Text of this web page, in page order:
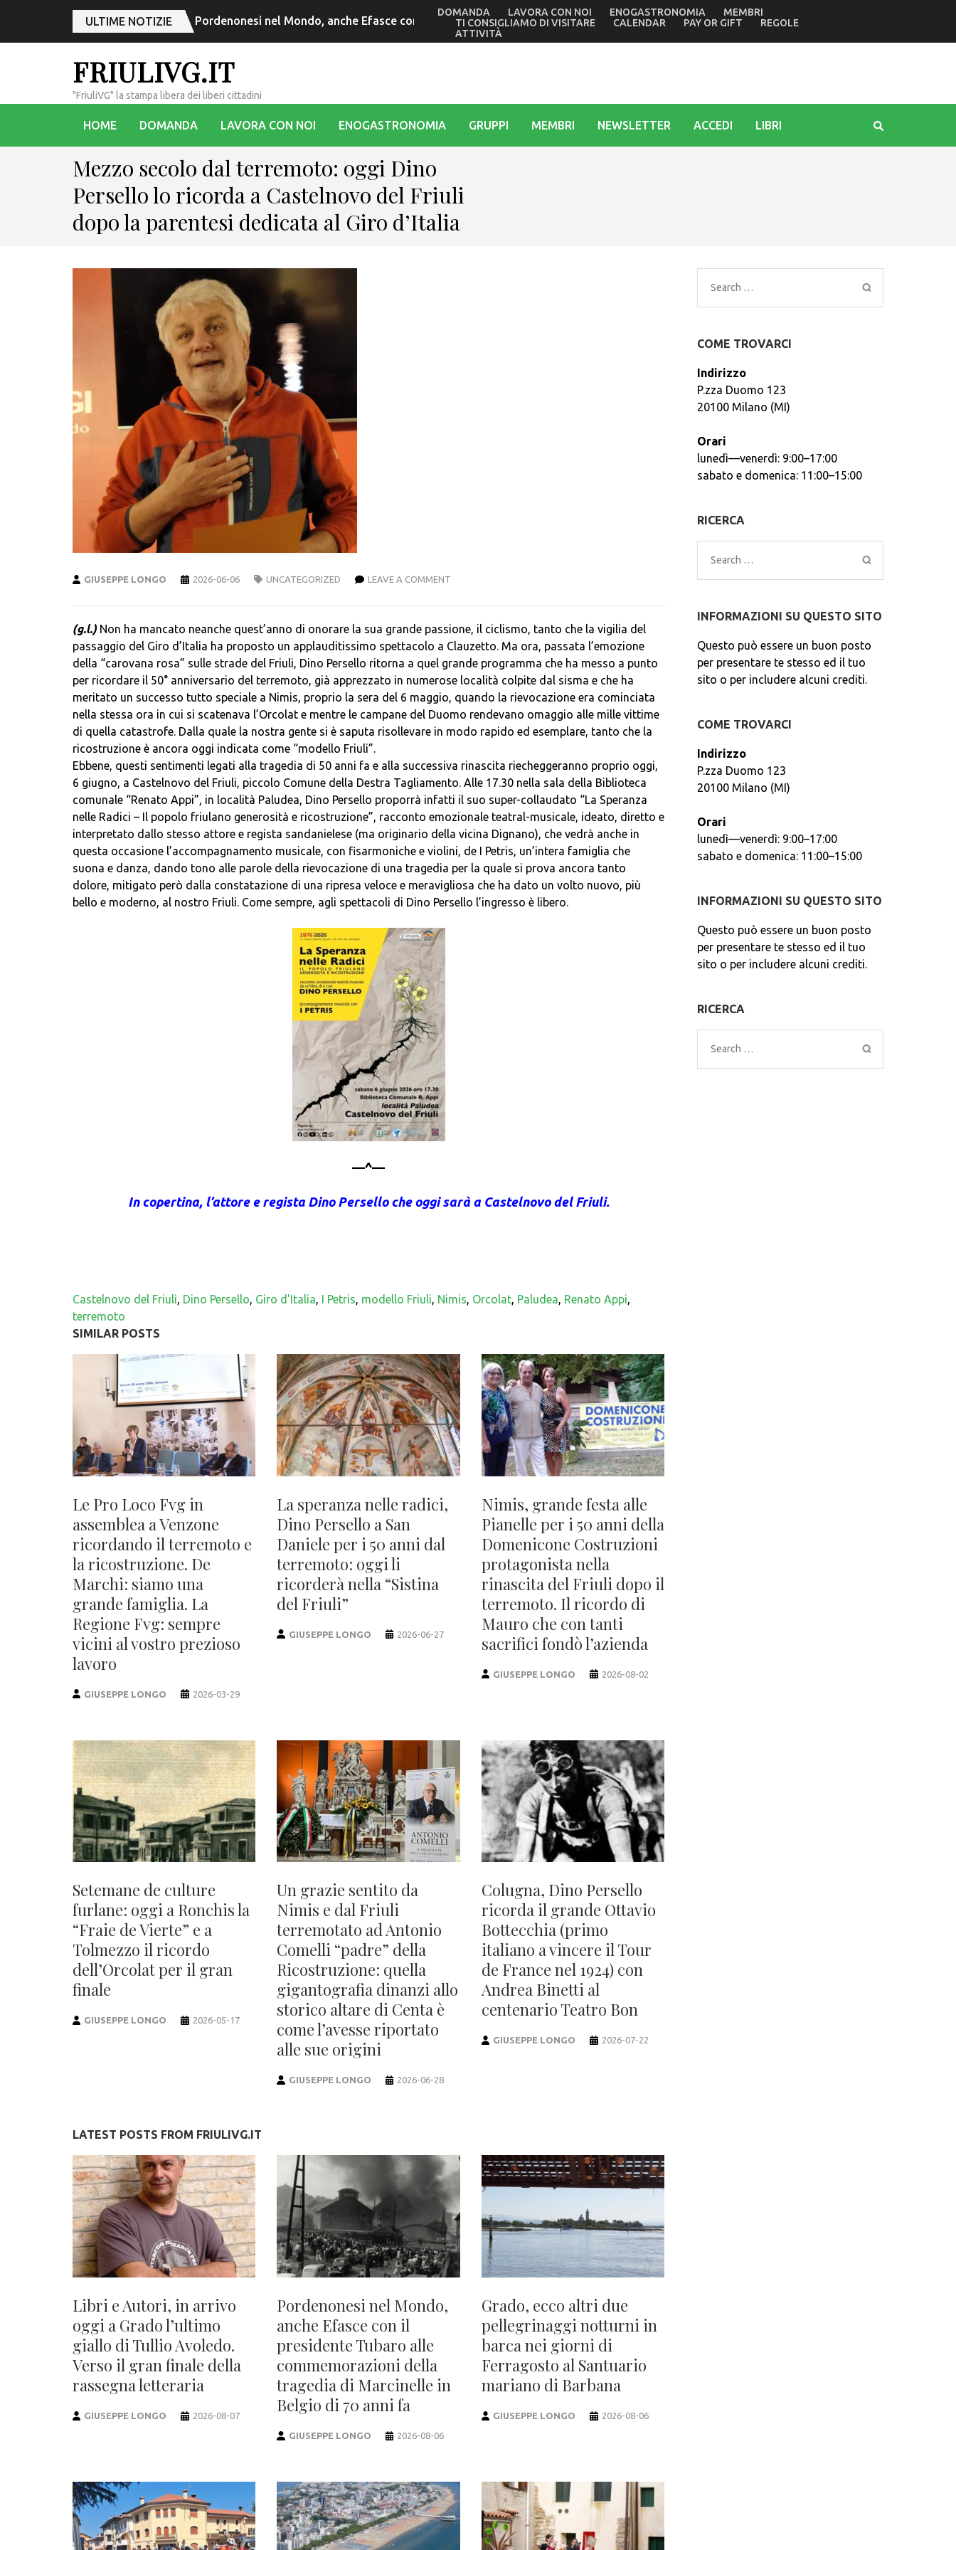
ULTIME NOTIZIE Pordenonesi nel Mondo, anche Efasce con il presidente Tubaro alle commemorazioni della tragedia di Marcinelle in Belgio di 70 anni fa
DOMANDA LAVORA CON NOI ENOGASTRONOMIA
MEMBRI
TI CONSIGLIAMO DI VISITARE
CALENDAR PAY OR GIFT
REGOLE
ATTIVITÀ
FRIULIVG.IT
"FriuliVG" la stampa libera dei liberi cittadini
HOME DOMANDA LAVORA CON NOI ENOGASTRONOMIA GRUPPI MEMBRI NEWSLETTER ACCEDI LIBRI
Mezzo secolo dal terremoto: oggi Dino
Persello lo ricorda a Castelnovo del Friuli
dopo la parentesi dedicata al Giro d’Italia
GIUSEPPE LONGO 2026-06-06 UNCATEGORIZED LEAVE A COMMENT
(g.l.) Non ha mancato neanche quest’anno di onorare la sua grande passione, il ciclismo, tanto che la vigilia del
passaggio del Giro d’Italia ha proposto un applauditissimo spettacolo a Clauzetto. Ma ora, passata l’emozione
della “carovana rosa” sulle strade del Friuli, Dino Persello ritorna a quel grande programma che ha messo a punto
per ricordare il 50° anniversario del terremoto, già apprezzato in numerose località colpite dal sisma e che ha
meritato un successo tutto speciale a Nimis, proprio la sera del 6 maggio, quando la rievocazione era cominciata
nella stessa ora in cui si scatenava l’Orcolat e mentre le campane del Duomo rendevano omaggio alle mille vittime
di quella catastrofe. Dalla quale la nostra gente si è saputa risollevare in modo rapido ed esemplare, tanto che la
ricostruzione è ancora oggi indicata come “modello Friuli”.
Ebbene, questi sentimenti legati alla tragedia di 50 anni fa e alla successiva rinascita riecheggeranno proprio oggi,
6 giugno, a Castelnovo del Friuli, piccolo Comune della Destra Tagliamento. Alle 17.30 nella sala della Biblioteca
comunale “Renato Appi”, in località Paludea, Dino Persello proporrà infatti il suo super-collaudato “La Speranza
nelle Radici – Il popolo friulano generosità e ricostruzione”, racconto emozionale teatral-musicale, ideato, diretto e
interpretato dallo stesso attore e regista sandanielese (ma originario della vicina Dignano), che vedrà anche in
questa occasione l’accompagnamento musicale, con fisarmoniche e violini, de I Petris, un’intera famiglia che
suona e danza, dando tono alle parole della rievocazione di una tragedia per la quale si prova ancora tanto
dolore, mitigato però dalla constatazione di una ripresa veloce e meravigliosa che ha dato un volto nuovo, più
bello e moderno, al nostro Friuli. Come sempre, agli spettacoli di Dino Persello l’ingresso è libero.
—^—
In copertina, l’attore e regista Dino Persello che oggi sarà a Castelnovo del Friuli.
Castelnovo del Friuli, Dino Persello, Giro d'Italia, I Petris, modello Friuli, Nimis, Orcolat, Paludea, Renato Appi,
terremoto
SIMILAR POSTS
Le Pro Loco Fvg in
assemblea a Venzone
ricordando il terremoto e
la ricostruzione. De
Marchi: siamo una
grande famiglia. La
Regione Fvg: sempre
vicini al vostro prezioso
lavoro
GIUSEPPE LONGO 2026-03-29
La speranza nelle radici,
Dino Persello a San
Daniele per i 50 anni dal
terremoto: oggi li
ricorderà nella “Sistina
del Friuli”
GIUSEPPE LONGO 2026-06-27
Nimis, grande festa alle
Pianelle per i 50 anni della
Domenicone Costruzioni
protagonista nella
rinascita del Friuli dopo il
terremoto. Il ricordo di
Mauro che con tanti
sacrifici fondò l’azienda
GIUSEPPE LONGO 2026-08-02
Setemane de culture
furlane: oggi a Ronchis la
“Fraie de Vierte” e a
Tolmezzo il ricordo
dell’Orcolat per il gran
finale
GIUSEPPE LONGO 2026-05-17
Un grazie sentito da
Nimis e dal Friuli
terremotato ad Antonio
Comelli “padre” della
Ricostruzione: quella
gigantografia dinanzi allo
storico altare di Centa è
come l’avesse riportato
alle sue origini
GIUSEPPE LONGO 2026-06-28
Colugna, Dino Persello
ricorda il grande Ottavio
Bottecchia (primo
italiano a vincere il Tour
de France nel 1924) con
Andrea Binetti al
centenario Teatro Bon
GIUSEPPE LONGO 2026-07-22
LATEST POSTS FROM FRIULIVG.IT
Libri e Autori, in arrivo
oggi a Grado l’ultimo
giallo di Tullio Avoledo.
Verso il gran finale della
rassegna letteraria
GIUSEPPE LONGO 2026-08-07
Pordenonesi nel Mondo,
anche Efasce con il
presidente Tubaro alle
commemorazioni della
tragedia di Marcinelle in
Belgio di 70 anni fa
GIUSEPPE LONGO 2026-08-06
Grado, ecco altri due
pellegrinaggi notturni in
barca nei giorni di
Ferragosto al Santuario
mariano di Barbana
GIUSEPPE LONGO 2026-08-06
Search
for:
COME TROVARCI
Indirizzo
P.zza Duomo 123
20100 Milano (MI)
Orari
lunedì—venerdì: 9:00–17:00
sabato e domenica: 11:00–15:00
RICERCA
Search
for:
INFORMAZIONI SU QUESTO SITO
Questo può essere un buon posto
per presentare te stesso ed il tuo
sito o per includere alcuni crediti.
COME TROVARCI
Indirizzo
P.zza Duomo 123
20100 Milano (MI)
Orari
lunedì—venerdì: 9:00–17:00
sabato e domenica: 11:00–15:00
INFORMAZIONI SU QUESTO SITO
Questo può essere un buon posto
per presentare te stesso ed il tuo
sito o per includere alcuni crediti.
RICERCA
Search
for: